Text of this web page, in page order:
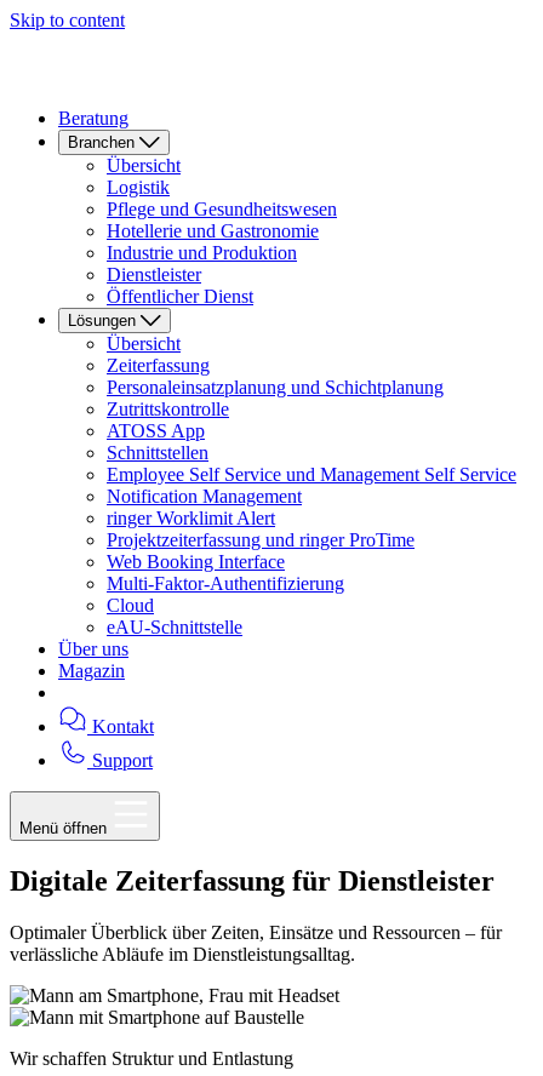
Skip to content
Beratung
Branchen
Übersicht
Logistik
Pflege und Gesundheitswesen
Hotellerie und Gastronomie
Industrie und Produktion
Dienstleister
Öffentlicher Dienst
Lösungen
Übersicht
Zeiterfassung
Personaleinsatzplanung und Schichtplanung
Zutrittskontrolle
ATOSS App
Schnittstellen
Employee Self Service und Management Self Service
Notification Management
ringer Worklimit Alert
Projektzeiterfassung und ringer ProTime
Web Booking Interface
Multi-Faktor-Authentifizierung
Cloud
eAU-Schnittstelle
Über uns
Magazin
Kontakt
Support
Menü öffnen
Digitale Zeiterfassung für Dienstleister
Optimaler Überblick über Zeiten, Einsätze und Ressourcen – für
verlässliche Abläufe im Dienstleistungsalltag.
Wir schaffen Struktur und Entlastung